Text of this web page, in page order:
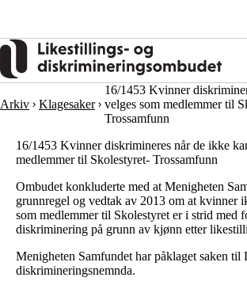
Arkiv Klagesaker
16/1453 Kvinner
velges som medlemmer til
Trossamfunn
16/1453 Kvinner diskrimineres når de ikke
medlemmer til Skolestyret- Trossamfunn
Ombudet konkluderte med at Menigheten
grunnregel og vedtak av 2013 om at kvinner
som medlemmer til Skolestyret er i strid med
diskriminering på grunn av kjønn etter
Menigheten Samfundet har påklaget saken
diskrimineringsnemnda.